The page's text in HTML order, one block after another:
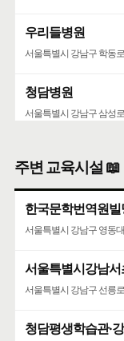
우리들병원
서울특별시 강남구 학동
청담병원
서울특별시 강남구 삼성
주변 교육시설 📖
한국문학번역원빌
서울특별시 강남구 영동
서울특별시강남
서울특별시 강남구 선릉
청담평생학습관·